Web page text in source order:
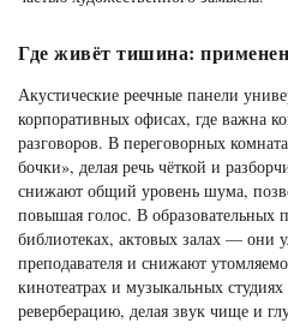
Где живёт тишина:
Акустические реечные панели
корпоративных офисах, где важна
разговоров. В переговорных
бочки», делая речь чёткой и
снижают общий уровень шума,
повышая голос. В образовательных
библиотеках, актовых залах — они
преподавателя и снижают
кинотеатрах и музыкальных
реверберацию, делая звук чище и